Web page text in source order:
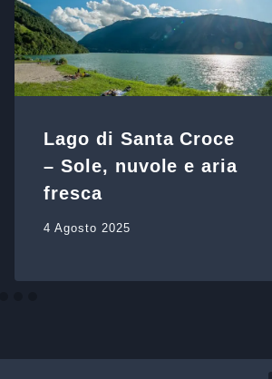
Lago di Santa Croce
– Sole, nuvole e aria
fresca
4 Agosto 2025